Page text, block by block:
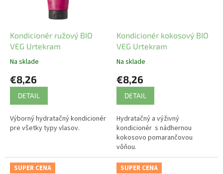
Kondicionér ružový BIO
VEG Urtekram
Na sklade
€8,26
DETAIL
Výborný hydratačný kondicionér
pre všetky typy vlasov.
Kondicionér kokosový BIO
VEG Urtekram
Na sklade
€8,26
DETAIL
Hydratačný a výživný
kondicionér s nádhernou
kokosovo pomarančovou
vôňou.
SUPER CENA
SUPER CENA